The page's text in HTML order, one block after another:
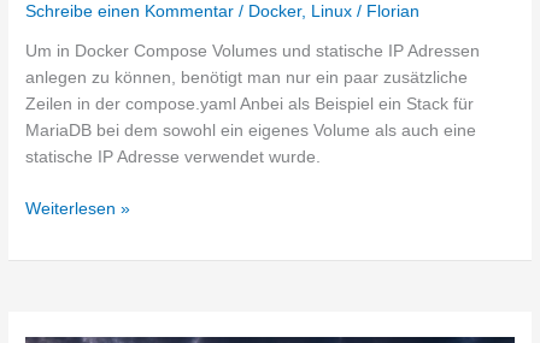
Schreibe einen Kommentar / Docker, Linux / Florian
Um in Docker Compose Volumes und statische IP Adressen
anlegen zu können, benötigt man nur ein paar zusätzliche
Zeilen in der compose.yaml Anbei als Beispiel ein Stack für
MariaDB bei dem sowohl ein eigenes Volume als auch eine
statische IP Adresse verwendet wurde.
Docker
Volumes
Weiterlesen »